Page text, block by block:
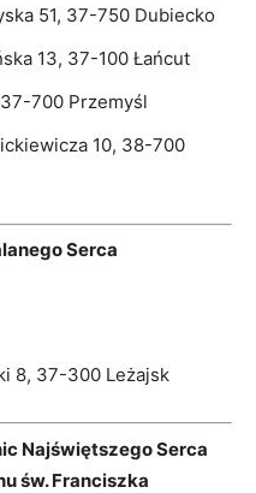
51, 37-750 Dubiecko
13, 37-100 Łańcut
700 Przemyśl
10, 38-700
Serca
8, 37-300 Leżajsk
Najświętszego Serca
św. Franciszka